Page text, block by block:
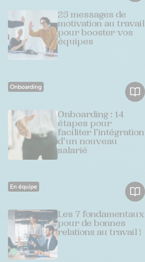
25 messages de
motivation au travail
pour booster vos
équipes
Onboarding
Onboarding : 14
étapes pour
faciliter l’intégration
d’un nouveau
salarié
En équipe
Les 7 fondamentaux
pour de bonnes
relations au travail !